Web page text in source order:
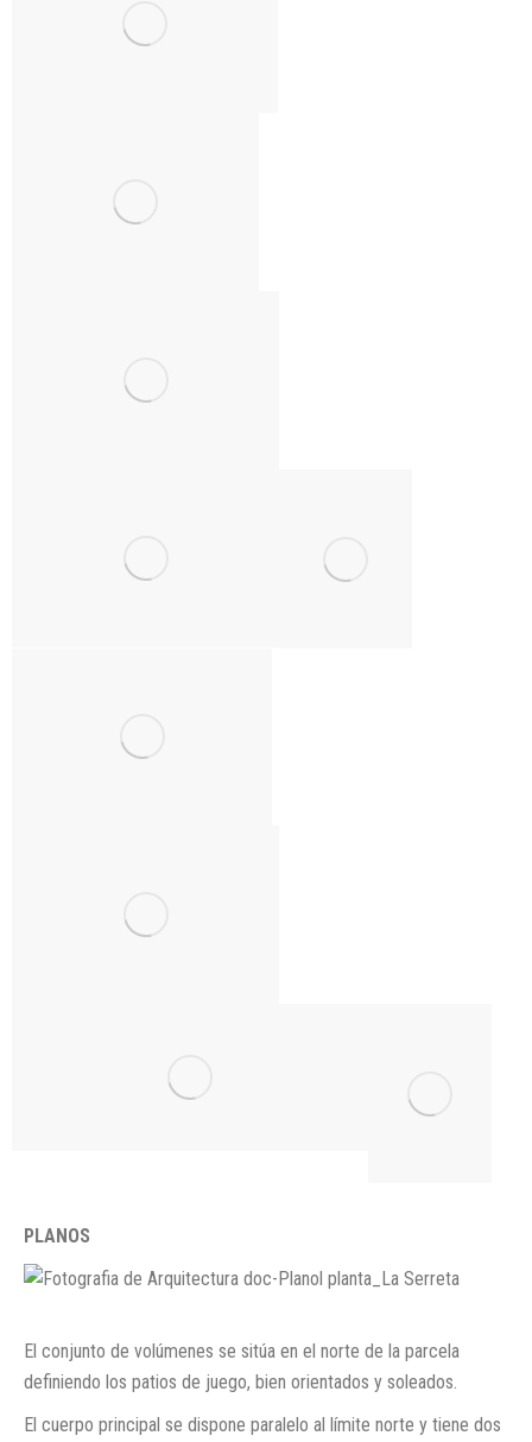
PLANOS
El conjunto de volúmenes se sitúa en el norte de la parcela
definiendo los patios de juego, bien orientados y soleados.
El cuerpo principal se dispone paralelo al límite norte y tiene dos